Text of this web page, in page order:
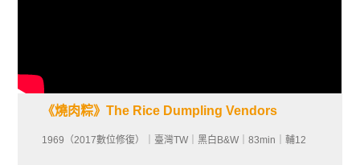
《燒肉粽》The Rice Dumpling Vendors
1969（2017數位修復）｜臺灣TW｜黑白B&W｜83min｜輔12